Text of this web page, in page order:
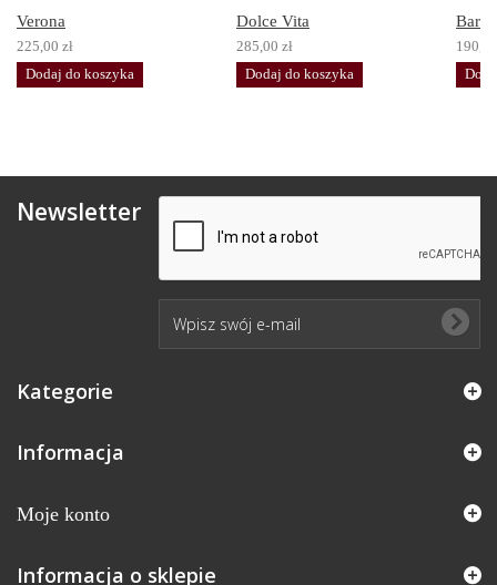
Verona
225,00 zł
Dodaj do koszyka
Dolce Vita
285,00 zł
Dodaj do koszyka
Bari
Newsletter
Kategorie
Informacja
Moje konto
Informacja o sklepie